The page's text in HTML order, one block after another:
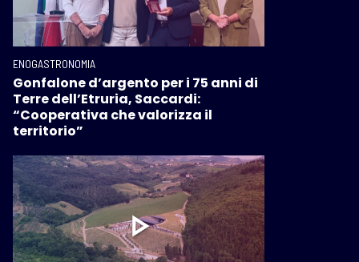
ENOGASTRONOMIA
Gonfalone d’argento per i 75 anni di
Terre dell’Etruria, Saccardi:
“Cooperativa che valorizza il
territorio”